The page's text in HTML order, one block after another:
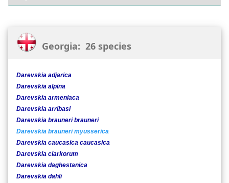
Georgia: 26 species
Darevskia adjarica
Darevskia alpina
Darevskia armeniaca
Darevskia arribasi
Darevskia brauneri brauneri
Darevskia brauneri myusserica
Darevskia caucasica caucasica
Darevskia clarkorum
Darevskia daghestanica
Darevskia dahli